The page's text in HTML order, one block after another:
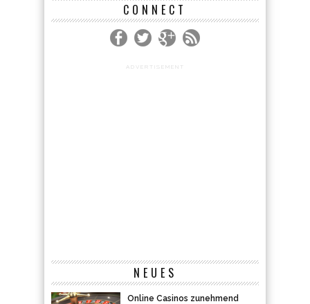
CONNECT
ADVERTISEMENT
NEUES
Online Casinos zunehmend